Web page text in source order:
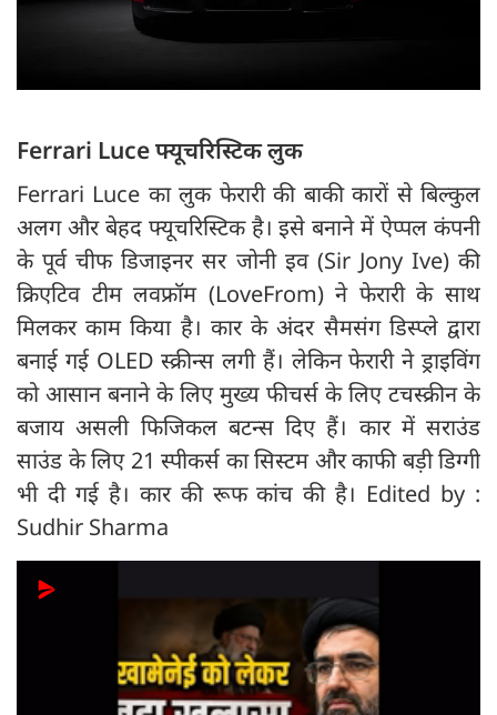
Ferrari Luce फ्यूचरिस्टिक लुक
Ferrari Luce का लुक फेरारी की बाकी कारों से बिल्कुल
अलग और बेहद फ्यूचरिस्टिक है। इसे बनाने में ऐप्पल कंपनी
के पूर्व चीफ डिजाइनर सर जोनी इव (Sir Jony Ive) की
क्रिएटिव टीम लवफ्रॉम (LoveFrom) ने फेरारी के साथ
मिलकर काम किया है। कार के अंदर सैमसंग डिस्प्ले द्वारा
बनाई गई OLED स्क्रीन्स लगी हैं। लेकिन फेरारी ने ड्राइविंग
को आसान बनाने के लिए मुख्य फीचर्स के लिए टचस्क्रीन के
बजाय असली फिजिकल बटन्स दिए हैं। कार में सराउंड
साउंड के लिए 21 स्पीकर्स का सिस्टम और काफी बड़ी डिग्गी
भी दी गई है। कार की रूफ कांच की है। Edited by :
Sudhir Sharma